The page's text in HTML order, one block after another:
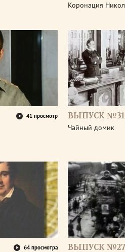
Коронация
41 просмотр ВЫПУСК №31
Чайный домик
64 просмотра ВЫПУСК №27